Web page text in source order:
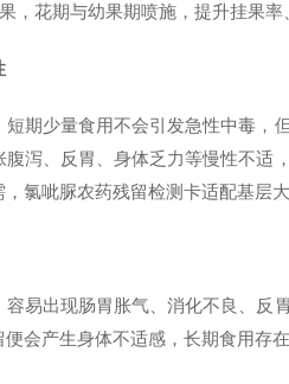
，花期与幼果期喷施，提升挂果率
期少量食用不会引发急性中毒，
泻、反胃、身体乏力等慢性不适
氯呲脲农药残留检测卡适配基层
易出现肠胃胀气、消化不良、
会产生身体不适感，长期食用存